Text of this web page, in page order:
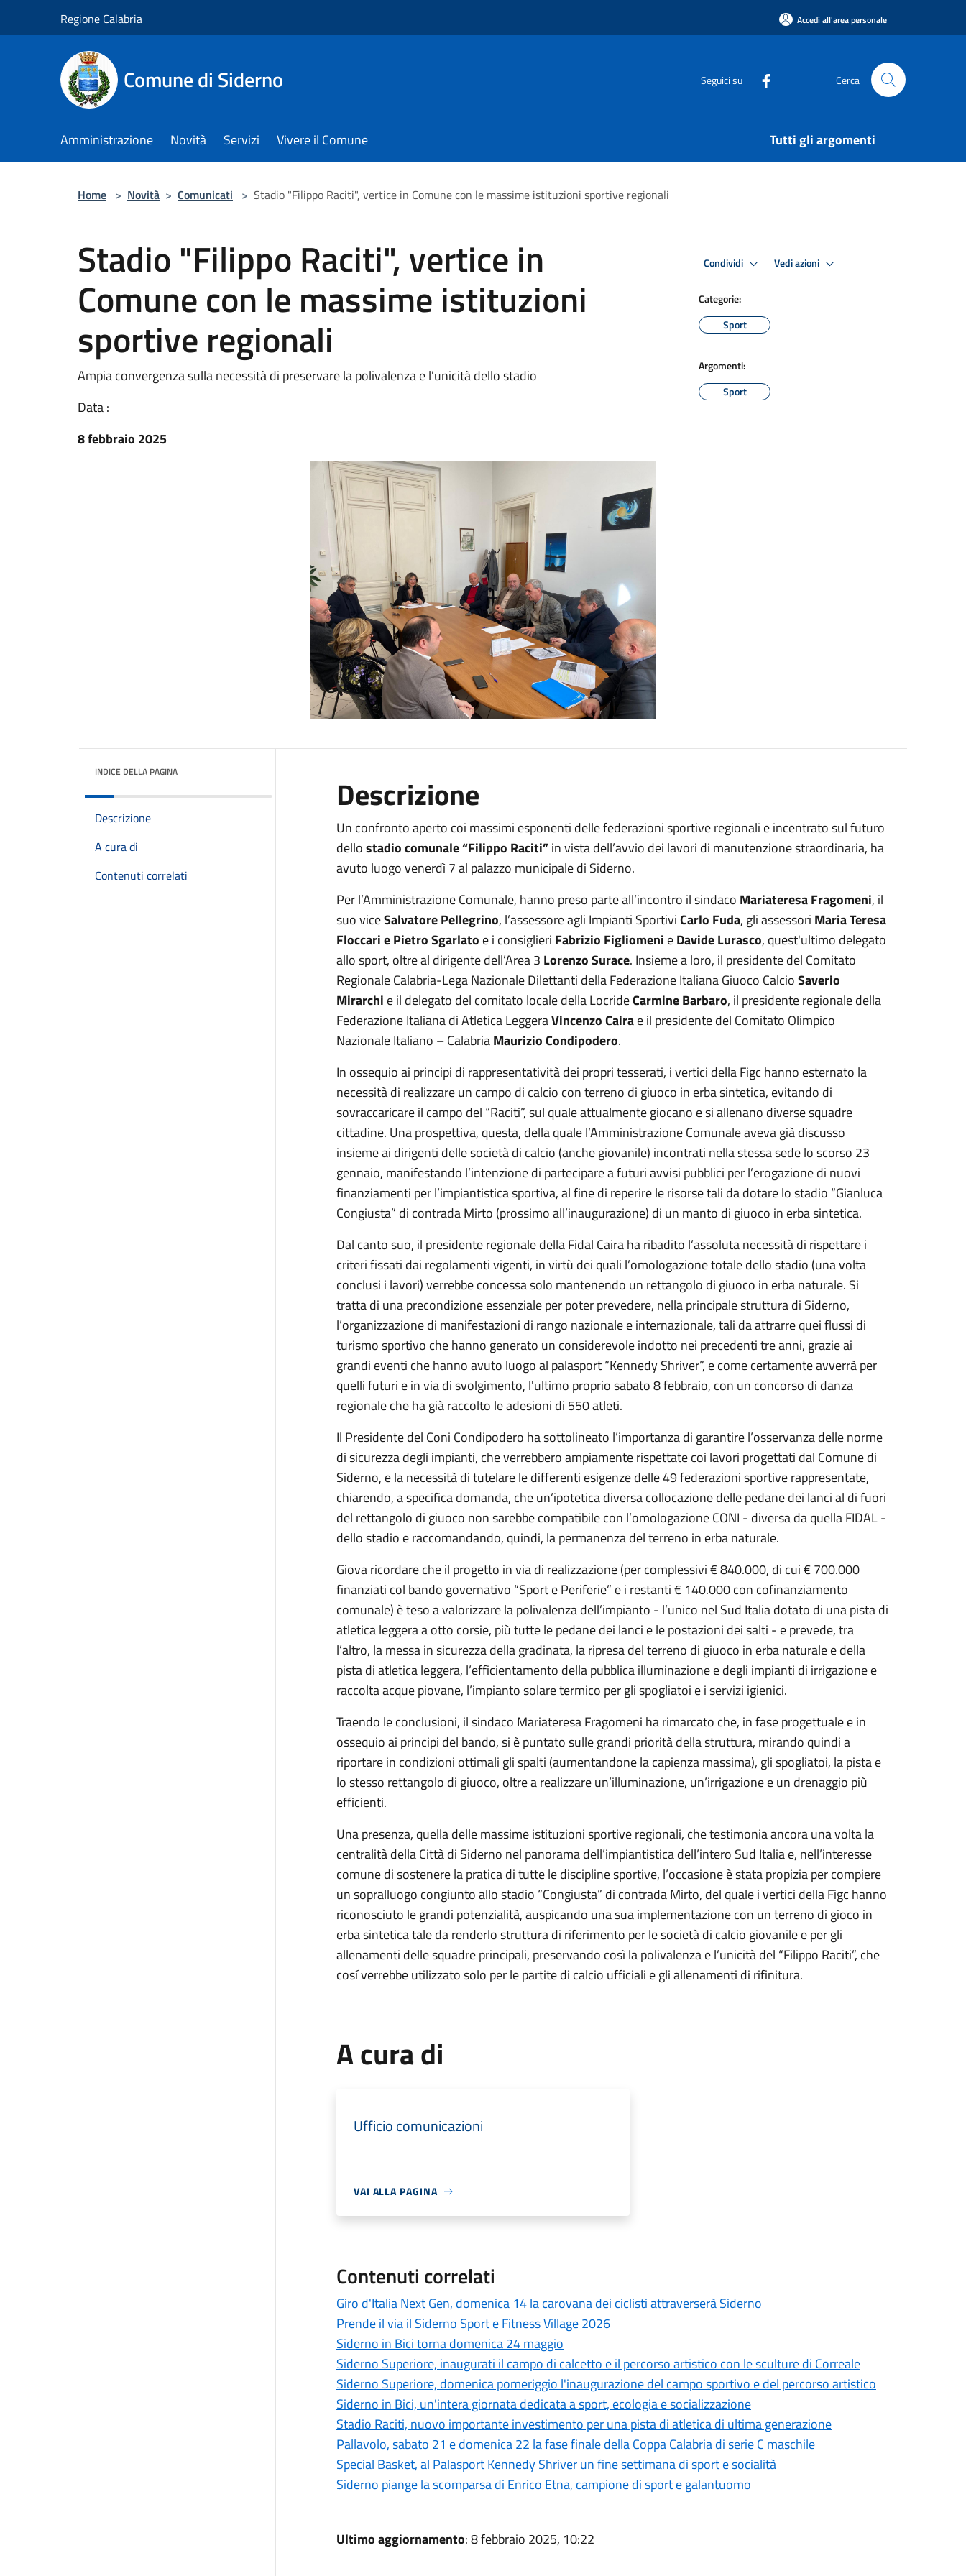
Regione Calabria Accedi all'area personale
Comune di Siderno Seguici su Cerca
Amministrazione Novità Servizi Vivere il Comune Tutti gli argomenti
Home > Novità > Comunicati > Stadio "Filippo Raciti", vertice in Comune con le massime istituzioni sportive regionali
Stadio "Filippo Raciti", vertice in
Comune con le massime istituzioni
sportive regionali
Ampia convergenza sulla necessità di preservare la polivalenza e l'unicità dello stadio
Data :
8 febbraio 2025
Condividi Vedi azioni
Categorie:
Sport
Argomenti:
Sport
INDICE DELLA PAGINA
Descrizione
A cura di
Contenuti correlati
Descrizione
Un confronto aperto coi massimi esponenti delle federazioni sportive regionali e incentrato sul futuro
dellostadio comunale “Filippo Raciti”in vista dell’avvio dei lavori di manutenzione straordinaria, ha
avuto luogo venerdì 7 al palazzo municipale di Siderno.
Per l’Amministrazione Comunale, hanno preso parte all’incontro il sindaco Mariateresa Fragomeni, il
suo viceSalvatore Pellegrino, l’assessore agli Impianti SportiviCarlo Fuda, gli assessori Maria Teresa
Floccari e Pietro Sgarlato e i consiglieri Fabrizio Figliomeni eDavide Lurasco, quest'ultimo delegato
allo sport, oltre al dirigente dell’Area 3 Lorenzo Surace. Insieme a loro, il presidente del Comitato
Regionale Calabria-Lega Nazionale Dilettanti della Federazione Italiana Giuoco CalcioSaverio
Mirarchi e il delegato del comitato locale della LocrideCarmine Barbaro, il presidente regionale della
Federazione Italiana di Atletica LeggeraVincenzo Cairae il presidente del Comitato Olimpico
Nazionale Italiano – CalabriaMaurizio Condipodero.
In ossequio ai principi di rappresentatività dei propri tesserati, i vertici della Figc hanno esternato la
necessità di realizzare un campo di calcio con terreno di giuoco in erba sintetica, evitando di
sovraccaricare il campo del “Raciti”, sul quale attualmente giocano e si allenano diverse squadre
cittadine. Una prospettiva, questa, della quale l’Amministrazione Comunale aveva già discusso
insieme ai dirigenti delle società di calcio (anche giovanile) incontrati nella stessa sede lo scorso 23
gennaio, manifestando l’intenzione di partecipare a futuri avvisi pubblici per l’erogazione di nuovi
finanziamenti per l’impiantistica sportiva, al fine di reperire le risorse tali da dotare lo stadio “Gianluca
Congiusta” di contrada Mirto (prossimo all’inaugurazione) di un manto di giuoco in erba sintetica.
Dal canto suo, il presidente regionale della Fidal Caira ha ribadito l’assoluta necessità di rispettare i
criteri fissati dai regolamenti vigenti, in virtù dei quali l’omologazione totale dello stadio (una volta
conclusi i lavori) verrebbe concessa solo mantenendo un rettangolo di giuoco in erba naturale. Si
tratta di una precondizione essenziale per poter prevedere, nella principale struttura di Siderno,
l’organizzazione di manifestazioni di rango nazionale e internazionale, tali da attrarre quei flussi di
turismo sportivo che hanno generato un considerevole indotto nei precedenti tre anni, grazie ai
grandi eventi che hanno avuto luogo al palasport “Kennedy Shriver”, e come certamente avverrà per
quelli futuri e in via di svolgimento, l'ultimo proprio sabato 8 febbraio, con un concorso di danza
regionale che ha già raccolto le adesioni di 550 atleti.
Il Presidente del Coni Condipodero ha sottolineato l’importanza di garantire l’osservanza delle norme
di sicurezza degli impianti, che verrebbero ampiamente rispettate coi lavori progettati dal Comune di
Siderno, e la necessità di tutelare le differenti esigenze delle 49 federazioni sportive rappresentate,
chiarendo, a specifica domanda, che un’ipotetica diversa collocazione delle pedane dei lanci al di fuori
del rettangolo di giuoco non sarebbe compatibile con l’omologazione CONI - diversa da quella FIDAL -
dello stadio e raccomandando, quindi, la permanenza del terreno in erba naturale.
Giova ricordare che il progetto in via di realizzazione (per complessivi € 840.000, di cui € 700.000
finanziati col bando governativo “Sport e Periferie” e i restanti € 140.000 con cofinanziamento
comunale) è teso a valorizzare la polivalenza dell’impianto - l’unico nel Sud Italia dotato di una pista di
atletica leggera a otto corsie, più tutte le pedane dei lanci e le postazioni dei salti - e prevede, tra
l’altro, la messa in sicurezza della gradinata, la ripresa del terreno di giuoco in erba naturale e della
pista di atletica leggera, l’efficientamento della pubblica illuminazione e degli impianti di irrigazione e
raccolta acque piovane, l’impianto solare termico per gli spogliatoi e i servizi igienici.
Traendo le conclusioni, il sindaco Mariateresa Fragomeni ha rimarcato che, in fase progettuale e in
ossequio ai principi del bando, si è puntato sulle grandi priorità della struttura, mirando quindi a
riportare in condizioni ottimali gli spalti (aumentandone la capienza massima), gli spogliatoi, la pista e
lo stesso rettangolo di giuoco, oltre a realizzare un’illuminazione, un’irrigazione e un drenaggio più
efficienti.
Una presenza, quella delle massime istituzioni sportive regionali, che testimonia ancora una volta la
centralità della Città di Siderno nel panorama dell’impiantistica dell’intero Sud Italia e, nell’interesse
comune di sostenere la pratica di tutte le discipline sportive, l’occasione è stata propizia per compiere
un sopralluogo congiunto allo stadio “Congiusta” di contrada Mirto, del quale i vertici della Figc hanno
riconosciuto le grandi potenzialità, auspicando una sua implementazione con un terreno di gioco in
erba sintetica tale da renderlo struttura di riferimento per le società di calcio giovanile e per gli
allenamenti delle squadre principali, preservando così la polivalenza e l’unicità del “Filippo Raciti”, che
cosí verrebbe utilizzato solo per le partite di calcio ufficiali e gli allenamenti di rifinitura.
A cura di
Ufficio comunicazioni
VAI ALLA PAGINA
Contenuti correlati
Giro d'Italia Next Gen, domenica 14 la carovana dei ciclisti attraverserà Siderno
Prende il via il Siderno Sport e Fitness Village 2026
Siderno in Bici torna domenica 24 maggio
Siderno Superiore, inaugurati il campo di calcetto e il percorso artistico con le sculture di Correale
Siderno Superiore, domenica pomeriggio l'inaugurazione del campo sportivo e del percorso artistico
Siderno in Bici, un'intera giornata dedicata a sport, ecologia e socializzazione
Stadio Raciti, nuovo importante investimento per una pista di atletica di ultima generazione
Pallavolo, sabato 21 e domenica 22 la fase finale della Coppa Calabria di serie C maschile
Special Basket, al Palasport Kennedy Shriver un fine settimana di sport e socialità
Siderno piange la scomparsa di Enrico Etna, campione di sport e galantuomo
Ultimo aggiornamento: 8 febbraio 2025, 10:22